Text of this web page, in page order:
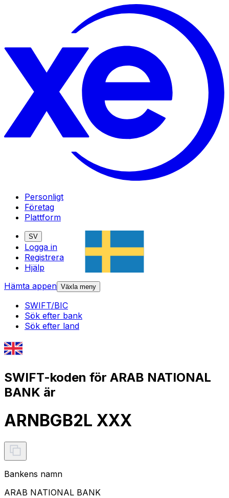
Personligt
Företag
Plattform
SV
Logga in
Registrera
Hjälp
Hämta appen Växla meny
SWIFT/BIC
Sök efter bank
Sök efter land
SWIFT-koden för ARAB NATIONAL
BANK är
ARNBGB2L XXX
Bankens namn
ARAB NATIONAL BANK